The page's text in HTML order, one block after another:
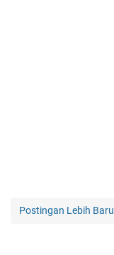
Postingan Lebih Baru